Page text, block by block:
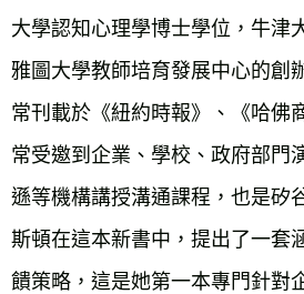
大學認知心理學博士學位，牛津
雅圖大學教師培育發展中心的創
常刊載於《紐約時報》、《哈佛
常受邀到企業、學校、政府部門
遜等機構講授溝通課程，也是矽
斯頓在這本新書中，提出了一套
饋策略，這是她第一本專門針對